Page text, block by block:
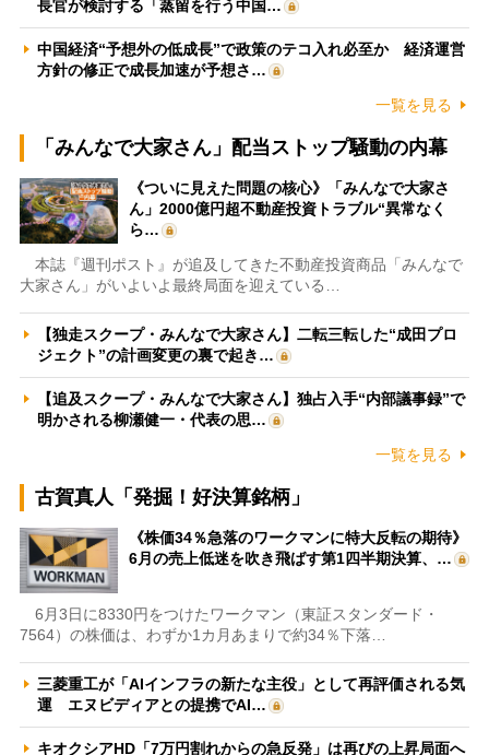
長官が検討する「蒸留を行う中国…
中国経済“予想外の低成長”で政策のテコ入れ必至か 経済運営
方針の修正で成長加速が予想さ…
一覧を見る
「みんなで大家さん」配当ストップ騒動の内幕
《ついに見えた問題の核心》「みんなで大家さ
ん」2000億円超不動産投資トラブル“異常なく
ら…
本誌『週刊ポスト』が追及してきた不動産投資商品「みんなで
大家さん」がいよいよ最終局面を迎えている…
【独走スクープ・みんなで大家さん】二転三転した“成田プロ
ジェクト”の計画変更の裏で起き…
【追及スクープ・みんなで大家さん】独占入手“内部議事録”で
明かされる柳瀬健一・代表の思…
一覧を見る
古賀真人「発掘！好決算銘柄」
《株価34％急落のワークマンに特大反転の期待》
6月の売上低迷を吹き飛ばす第1四半期決算、…
6月3日に8330円をつけたワークマン（東証スタンダード・
7564）の株価は、わずか1カ月あまりで約34％下落…
三菱重工が「AIインフラの新たな主役」として再評価される気
運 エヌビディアとの提携でAI…
キオクシアHD「7万円割れからの急反発」は再びの上昇局面へ